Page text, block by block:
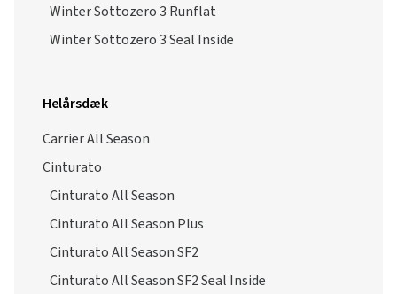
Winter Sottozero 3 Runflat
Winter Sottozero 3 Seal Inside
Helårsdæk
Carrier All Season
Cinturato
Cinturato All Season
Cinturato All Season Plus
Cinturato All Season SF2
Cinturato All Season SF2 Seal Inside